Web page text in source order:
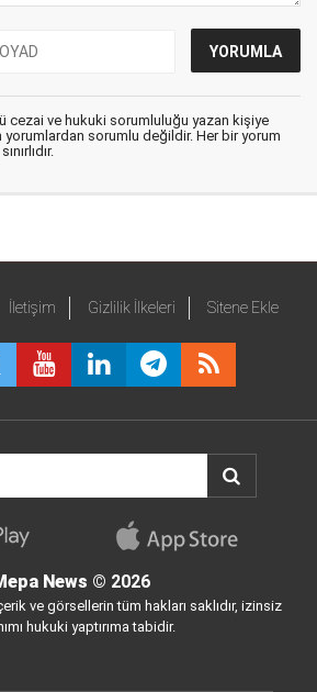
cezai ve hukuki sorumluluğu yazan kişiye
yorumlardan sorumlu değildir. Her bir yorum
İletişim Gizlilik İlkeleri Sitene Ekle
News © 2026
ve görsellerin tüm hakları saklıdır, izinsiz
hukuki yaptırıma tabidir.